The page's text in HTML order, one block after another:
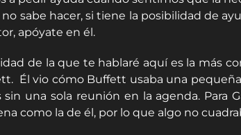
sabe hacer, si tiene la posibilidad de
apóyate en él.
de la que te hablaré aquí es la más
Él vio cómo Buffett usaba una
una sola reunión en la agenda.
como la de él, por lo que algo no